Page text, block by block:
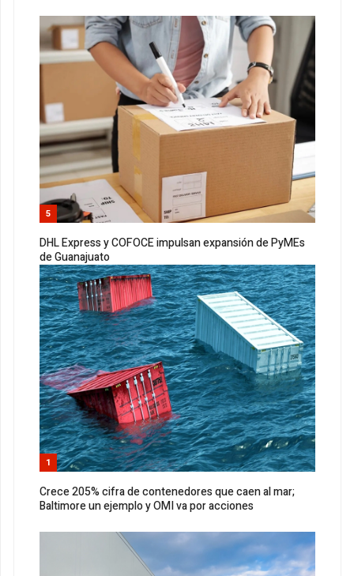
5
DHL Express y COFOCE impulsan expansión de PyMEs
de Guanajuato
1
Crece 205% cifra de contenedores que caen al mar;
Baltimore un ejemplo y OMI va por acciones